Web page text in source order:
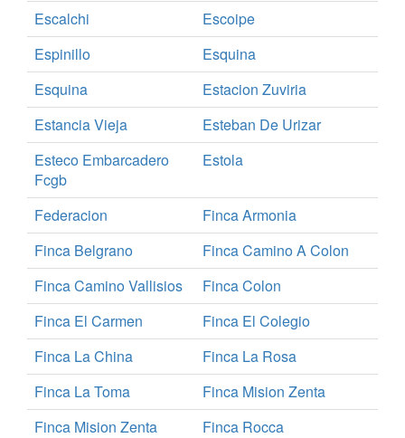
Escalchi
Escoipe
Espinillo
Esquina
Esquina
Estacion Zuviria
Estancia Vieja
Esteban De Urizar
Esteco Embarcadero
Fcgb
Estola
Federacion
Finca Armonia
Finca Belgrano
Finca Camino A Colon
Finca Camino Vallisios
Finca Colon
Finca El Carmen
Finca El Colegio
Finca La China
Finca La Rosa
Finca La Toma
Finca Mision Zenta
Finca Mision Zenta
Finca Rocca